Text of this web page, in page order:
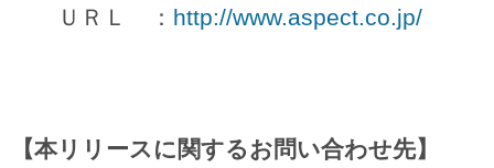
ＵＲＬ ： http://www.aspect.co.jp/
【本リリースに関するお問い合わせ先】